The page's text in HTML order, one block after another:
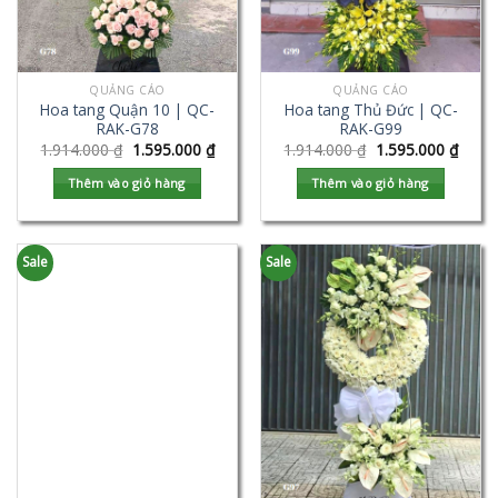
QUẢNG CÁO
Hoa tang Quận 10 | QC-
RAK-G78
1.914.000₫ 1.595.000 ₫
Thêm vào giỏ hàng
QUẢNG CÁO
Hoa tang Thủ Đức | QC-
RAK-G99
1.914.000₫ 1.595.000 ₫
Thêm vào giỏ hàng
Sale Sale